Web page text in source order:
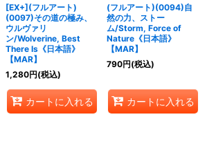
[EX+](フルアート)
(0097)その道の極み、
ウルヴァリ
ン/Wolverine, Best
There Is《日本語》
【MAR】
1,280円(税込)
カートに入れる
(フルアート)(0094)自
然の力、ストー
ム/Storm, Force of
Nature《日本語》
【MAR】
790円(税込)
カートに入れる